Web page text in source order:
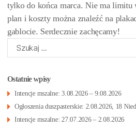
tylko do końca marca. Nie ma limitu
plan i koszty można znaleźć na
gablocie. Serdecznie zachęcamy!
Szukaj:
Ostatnie wpisy
Intencje mszalne: 3.08.2026 – 9.08.2026
Ogłoszenia duszpasterskie: 2.08.2026, 18
Intencje mszalne: 27.07.2026 – 2.08.2026